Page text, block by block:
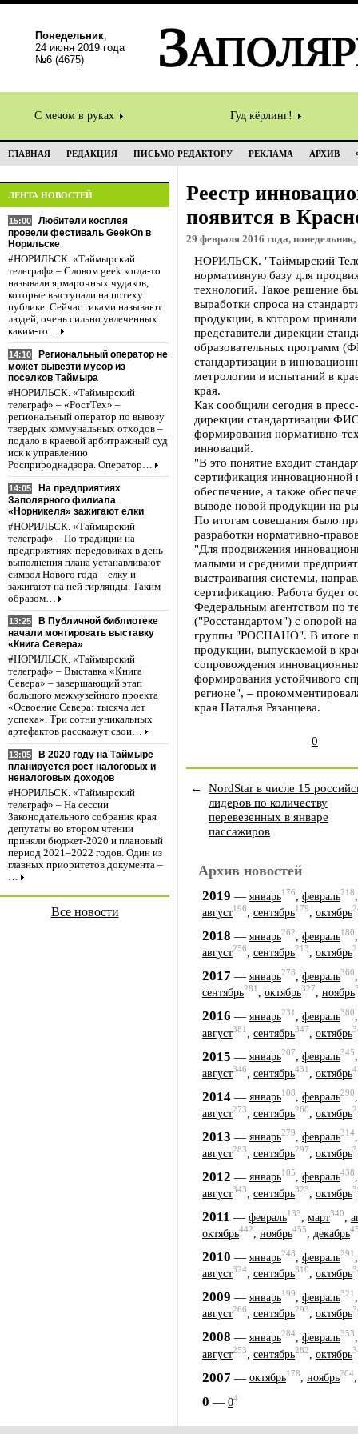
Понедельник,
24 июня 2019 года
№6 (4675)
С мечом в руках Гуд кёрлинг!
ГЛАВНАЯ РЕДАКЦИЯ ПИСЬМО РЕДАКТОРУ РЕКЛАМА АРХИВ
ЛЕНТА НОВОСТЕЙ
15:00
Любители косплея
провели фестиваль GeekOn в
Норильске
#НОРИЛЬСК. «Таймырский
телеграф» – Словом geek когда-то
называли ярмарочных чудаков,
которые выступали на потеху
публике. Сейчас гиками называют
людей, очень сильно увлеченных
каким-то…
14:10
Региональный оператор не
может вывезти мусор из
поселков Таймыра
#НОРИЛЬСК. «Таймырский
телеграф» – «РостТех» –
региональный оператор по вывозу
твердых коммунальных отходов –
подало в краевой арбитражный суд
иск к управлению
Росприроднадзора. Оператор…
14:05
На предприятиях
Заполярного филиала
«Норникеля» зажигают елки
#НОРИЛЬСК. «Таймырский
телеграф» – По традиции на
предприятиях-передовиках в день
выполнения плана устанавливают
символ Нового года – елку и
зажигают на ней гирлянды. Таким
образом…
13:25
В Публичной библиотеке
начали монтировать выставку
«Книга Севера»
#НОРИЛЬСК. «Таймырский
телеграф» – Выставка «Книга
Севера» – завершающий этап
большого межмузейного проекта
«Освоение Севера: тысяча лет
успеха». Три сотни уникальных
артефактов расскажут свои…
13:05
В 2020 году на Таймыре
планируется рост налоговых и
неналоговых доходов
#НОРИЛЬСК. «Таймырский
телеграф» – На сессии
Законодательного собрания края
депутаты во втором чтении
приняли бюджет-2020 и плановый
период 2021–2022 годов. Один из
главных приоритетов документа –
…
Все новости
Реестр
появится в
29 февраля 2016 года,
НОРИЛЬСК. "Таймырский
нормативную базу для
технологий. Такое решение
выработки спроса на
продукции, в котором приняли
представители дирекции
образовательных
стандартизации в
метрологии и испытаний в
края.
Как сообщили сегодня в
дирекции стандартизации
формирования нормативно-
инноваций.
"В это понятие входит
сертификация инновационной
обеспечение, а также
выводе новой продукции на
По итогам совещания было
разработки нормативно-
"Для продвижения
малыми и средними
выстраивания системы,
сертификацию. Работа будет
Федеральным агентством по
("Росстандартом") с опорой
группы "РОСНАНО". В итоге
продукции, выпускаемой в
сопровождения
формирования устойчивого
регионе", –
края Наталья Рязанцева.
0
←
NordStar в числе 15
лидеров по количеству
перевезенных в январе
пассажиров
Архив новостей
2019 — январь176 февраль218
август196, сентябрь179, октябрь
2018 — январь262 февраль180
август256, сентябрь213, октябрь
2017 — январь278 февраль360
сентябрь281, октябрь327, ноябрь
2016 — январь231 февраль380
август381 сентябрь347 октябрь
2015 — январь207, февраль345
август346 сентябрь431 октябрь
2014 — январь108, февраль290
август273 сентябрь260 октябрь
2013 — январь279, февраль314
август283 сентябрь297 октябрь
2012 — январь105, февраль438
август343, сентябрь323, октябрь
2011 — февраль133 март340
октябрь442, ноябрь455, декабрь
2010 — январь248 февраль291
август324, сентябрь310, октябрь
2009 — январь199 февраль321
август266, сентябрь293, октябрь
2008 — январь284 февраль353
август253 сентябрь282 октябрь
2007 — октябрь178, ноябрь204
0 — 04